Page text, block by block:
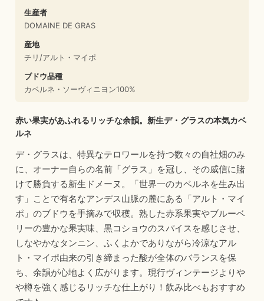
生産者
DOMAINE DE GRAS
産地
チリ/アルト・マイポ
ブドウ品種
カベルネ・ソーヴィニヨン100%
赤い果実があふれるリッチな余韻。新生デ・グラスの本気カベ
ルネ
デ・グラスは、特異なテロワールを持つ数々の自社畑のみ
に、オーナー自らの名前「グラス」を冠し、その威信に賭
けて勝負する新生ドメーヌ。「世界一のカベルネを生み出
す」ことで有名なアンデス山脈の麓にある「アルト・マイ
ポ」のブドウを手摘みで収穫。熟した赤系果実やブルーベ
リーの豊かな果実味、黒コショウのスパイスを感じさせ、
しなやかなタンニン、ふくよかでありながら冷涼なアル
ト・マイポ由来の引き締まった酸が全体のバランスを保
ち、余韻が心地よく広がります。現行ヴィンテージよりや
や樽を強く感じるリッチな仕上がり！飲み比べもおすすめ